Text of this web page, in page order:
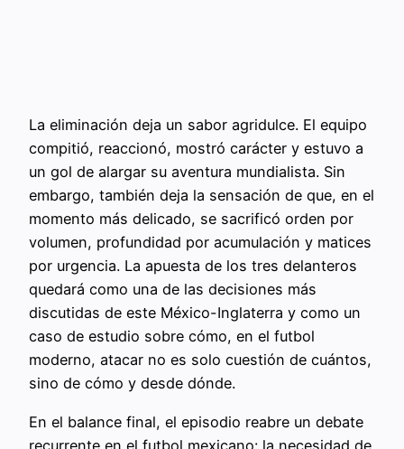
La eliminación deja un sabor agridulce. El equipo
compitió, reaccionó, mostró carácter y estuvo a
un gol de alargar su aventura mundialista. Sin
embargo, también deja la sensación de que, en el
momento más delicado, se sacrificó orden por
volumen, profundidad por acumulación y matices
por urgencia. La apuesta de los tres delanteros
quedará como una de las decisiones más
discutidas de este México-Inglaterra y como un
caso de estudio sobre cómo, en el futbol
moderno, atacar no es solo cuestión de cuántos,
sino de cómo y desde dónde.
En el balance final, el episodio reabre un debate
recurrente en el futbol mexicano: la necesidad de